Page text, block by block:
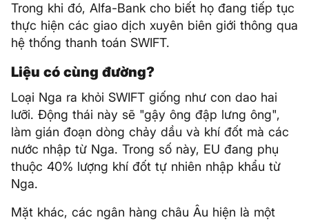
Trong khi đó, Alfa-Bank cho biết họ đang tiếp tục
thực hiện các giao dịch xuyên biên giới thông qua
hệ thống thanh toán SWIFT.
Liệu có cùng đường?
Loại Nga ra khỏi SWIFT giống như con dao hai
lưỡi. Động thái này sẽ "gậy ông đập lưng ông",
làm gián đoạn dòng chảy dầu và khí đốt mà các
nước nhập từ Nga. Trong số này, EU đang phụ
thuộc 40% lượng khí đốt tự nhiên nhập khẩu từ
Nga.
Mặt khác, các ngân hàng châu Âu hiện là một